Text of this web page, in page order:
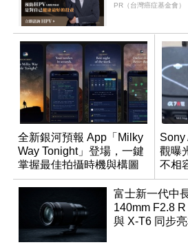
PR（台灣癌症基金會）
全新銀河預報 App「Milky
Way Tonight」登場，一鍵
掌握最佳拍攝時機與構圖
Sony
觀曝
不相
富士新一代中
140mm F2.8
與 X-T6 同步